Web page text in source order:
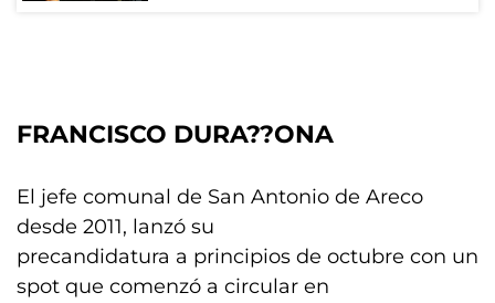
FRANCISCO DURA??ONA
El jefe comunal de San Antonio de Areco
desde 2011, lanzó su
precandidatura a principios de octubre con un
spot que comenzó a circular en